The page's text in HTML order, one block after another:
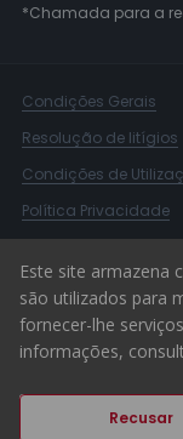
*Chamada para a
Condições Gerais
Resolução de litígios
Condições de
Política Privacidade
Canal de Denúncias
© 2026 ERA Portugal
Este site armazena
são utilizados para
fornecer-lhe
informações,
Recusar